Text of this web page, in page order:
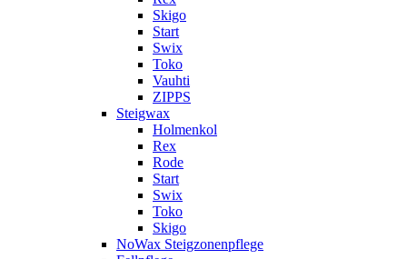
Skigo
Start
Swix
Toko
Vauhti
ZIPPS
Steigwax
Holmenkol
Rex
Rode
Start
Swix
Toko
Skigo
NoWax Steigzonenpflege